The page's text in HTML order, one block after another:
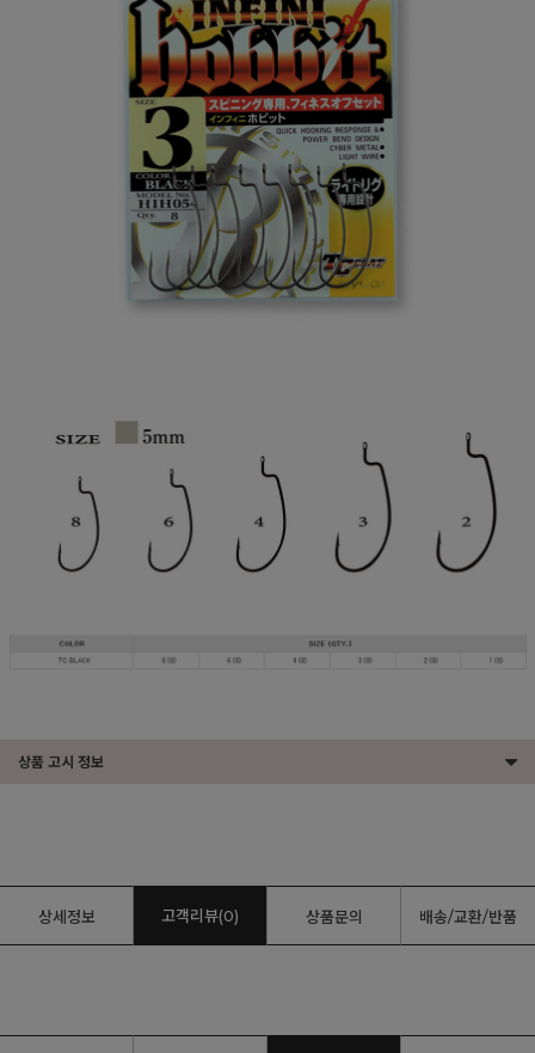
상품 고시 정보
상세정보 고객리뷰(0) 상품문의 배송/교환/반품